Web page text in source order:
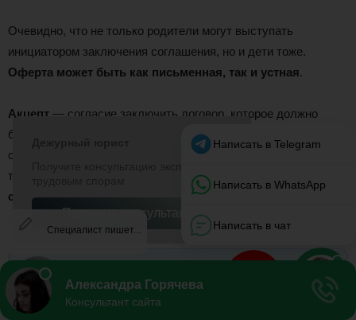
Очевидно, что не только родители могут выступать
инициатором заключения соглашения, но и дети тоже.
Оферта может быть как письменная, так и устная.
Акцепт — согласие заключить договор, которое должно
быть полное и безоговорочное. Если же сторона выражает
свое согласие, но желает изменить предложенные условия,
то это уже не является согласием (акцептом) —
считать отказом от заключения соглашения
сложившийся ситуации есть два выхода:
подача новой оферты любой из сторон уже с
измененными условиями, содержащимися в соглашении;